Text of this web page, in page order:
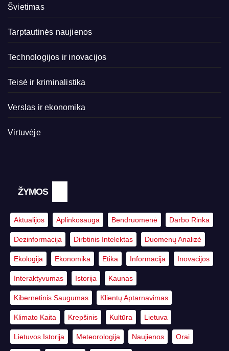
Švietimas
Tarptautinės naujienos
Technologijos ir inovacijos
Teisė ir kriminalistika
Verslas ir ekonomika
Virtuvėje
ŽYMOS
Aktualijos Aplinkosauga Bendruomenė Darbo Rinka
Dezinformacija Dirbtinis Intelektas Duomenų Analizė
Ekologija Ekonomika Etika Informacija Inovacijos
Interaktyvumas Istorija Kaunas
Kibernetinis Saugumas Klientų Aptarnavimas
Klimato Kaita Krepšinis Kultūra Lietuva
Lietuvos Istorija Meteorologija Naujienos Orai